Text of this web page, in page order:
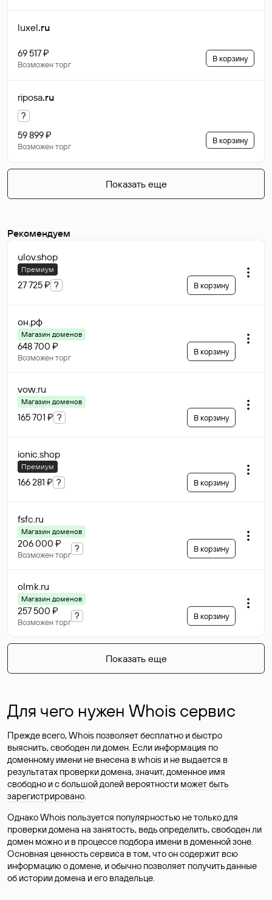
luxel.ru
69 517 ₽
Возможен торг
В корзину
riposa.ru
?
59 899 ₽
Возможен торг
В корзину
Показать еще
Рекомендуем
ulov.shop
Премиум
27 725 ₽ ? В корзину
он.рф
Магазин доменов
648 700 ₽
Возможен торг
В корзину
vow.ru
Магазин доменов
165 701 ₽ ? В корзину
ionic.shop
Премиум
166 281 ₽ ? В корзину
fsfc.ru
Магазин доменов
206 000 ₽
Возможен торг
? В корзину
olmk.ru
Магазин доменов
257 500 ₽
Возможен торг
? В корзину
Показать еще
Для чего нужен Whois сервис
Прежде всего, Whois позволяет бесплатно и быстро
выяснить, свободен ли домен. Если информация по
доменному имени не внесена в whois и не выдается в
результатах проверки домена, значит, доменное имя
свободно и с большой долей вероятности может быть
зарегистрировано.
Однако Whois пользуется популярностью не только для
проверки домена на занятость, ведь определить, свободен ли
домен можно и в процессе подбора имени в доменной зоне.
Основная ценность сервиса в том, что он содержит всю
информацию о домене, и обычно позволяет получить данные
об истории домена и его владельце.